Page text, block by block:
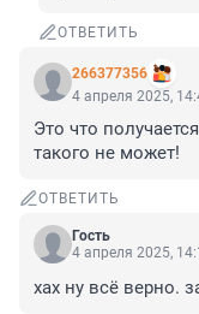
ОТВЕТИТЬ
266377356
4 апреля 2025,
Это что
такого не может!
ОТВЕТИТЬ
Гость
4 апреля 2025,
хах ну всё верно.